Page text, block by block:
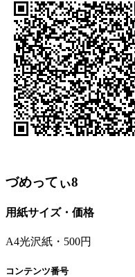
づめってぃ8
用紙サイズ・価格
A4光沢紙・500円
コンテンツ番号